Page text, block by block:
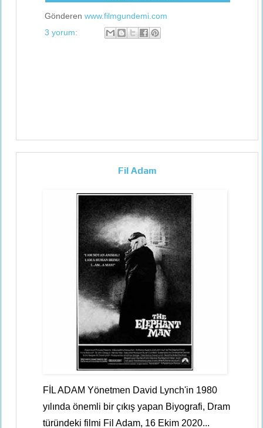
Gönderen www.filmgundemi.com
3 yorum:
Fil Adam
FİL ADAM Yönetmen David Lynch'in 1980
yılında önemli bir çıkış yapan Biyografi, Dram
türündeki filmi Fil Adam, 16 Ekim 2020...